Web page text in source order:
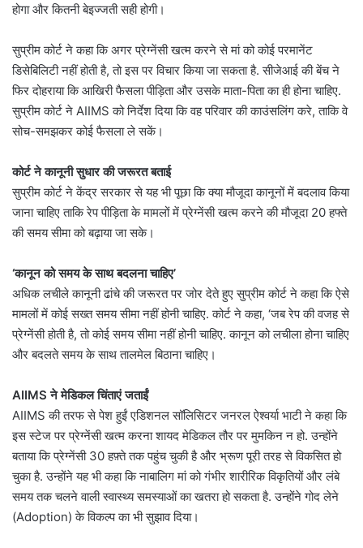
होगा और कितनी बेइज्जती सही होगी।
सुप्रीम कोर्ट ने कहा कि अगर प्रेग्नेंसी खत्म करने से मां को कोई परमानेंट
डिसेबिलिटी नहीं होती है, तो इस पर विचार किया जा सकता है. सीजेआई की बेंच ने
फिर दोहराया कि आखिरी फैसला पीड़िता और उसके माता-पिता का ही होना चाहिए.
सुप्रीम कोर्ट ने AIIMS को निर्देश दिया कि वह परिवार की काउंसलिंग करे, ताकि वे
सोच-समझकर कोई फैसला ले सकें।
कोर्ट ने कानूनी सुधार की जरूरत बताई
सुप्रीम कोर्ट ने केंद्र सरकार से यह भी पूछा कि क्या मौजूदा कानूनों में बदलाव किया
जाना चाहिए ताकि रेप पीड़िता के मामलों में प्रेग्नेंसी खत्म करने की मौजूदा 20 हफ्ते
की समय सीमा को बढ़ाया जा सके।
‘कानून को समय के साथ बदलना चाहिए’
अधिक लचीले कानूनी ढांचे की जरूरत पर जोर देते हुए सुप्रीम कोर्ट ने कहा कि ऐसे
मामलों में कोई सख्त समय सीमा नहीं होनी चाहिए. कोर्ट ने कहा, ‘जब रेप की वजह से
प्रेग्नेंसी होती है, तो कोई समय सीमा नहीं होनी चाहिए. कानून को लचीला होना चाहिए
और बदलते समय के साथ तालमेल बिठाना चाहिए।
AIIMS ने मेडिकल चिंताएं जताईं
AIIMS की तरफ से पेश हुईं एडिशनल सॉलिसिटर जनरल ऐश्वर्या भाटी ने कहा कि
इस स्टेज पर प्रेग्नेंसी खत्म करना शायद मेडिकल तौर पर मुमकिन न हो. उन्होंने
बताया कि प्रेग्नेंसी 30 हफ़्ते तक पहुंच चुकी है और भ्रूण पूरी तरह से विकसित हो
चुका है. उन्होंने यह भी कहा कि नाबालिग मां को गंभीर शारीरिक विकृतियों और लंबे
समय तक चलने वाली स्वास्थ्य समस्याओं का खतरा हो सकता है. उन्होंने गोद लेने
(Adoption) के विकल्प का भी सुझाव दिया।